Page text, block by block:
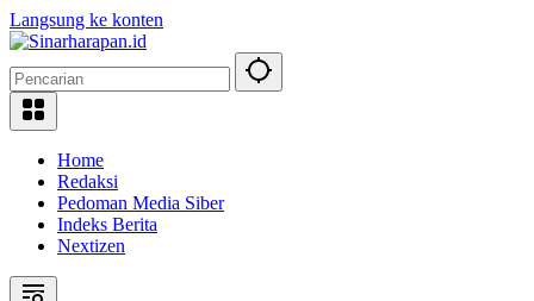
Langsung ke konten
Home
Redaksi
Pedoman Media Siber
Indeks Berita
Nextizen